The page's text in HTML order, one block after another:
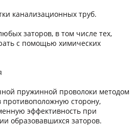
канализационных труб.
заторов, в том числе тех,
с помощью химических
пружинной проволоки методом
противоположную сторону,
эффективность при
образовавшихся заторов.